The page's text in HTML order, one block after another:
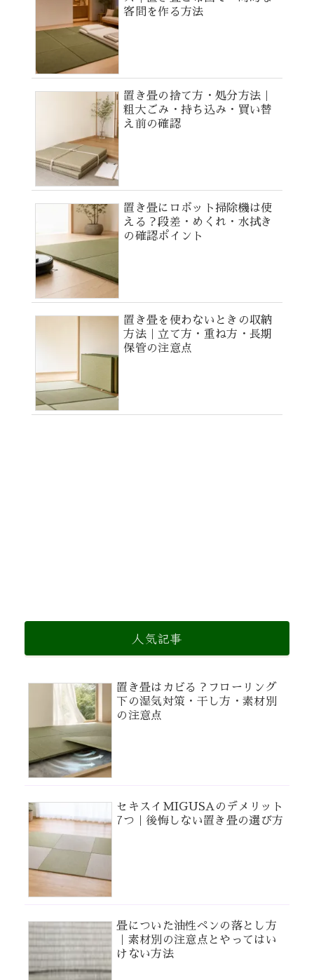
客間を作る方法
置き畳の捨て方・処分方法｜
粗大ごみ・持ち込み・買い替
え前の確認
置き畳にロボット掃除機は使
える？段差・めくれ・水拭き
の確認ポイント
置き畳を使わないときの収納
方法｜立て方・重ね方・長期
保管の注意点
人気記事
置き畳はカビる？フローリング
下の湿気対策・干し方・素材別
の注意点
セキスイMIGUSAのデメリット
7つ｜後悔しない置き畳の選び方
畳についた油性ペンの落とし方
｜素材別の注意点とやってはい
けない方法